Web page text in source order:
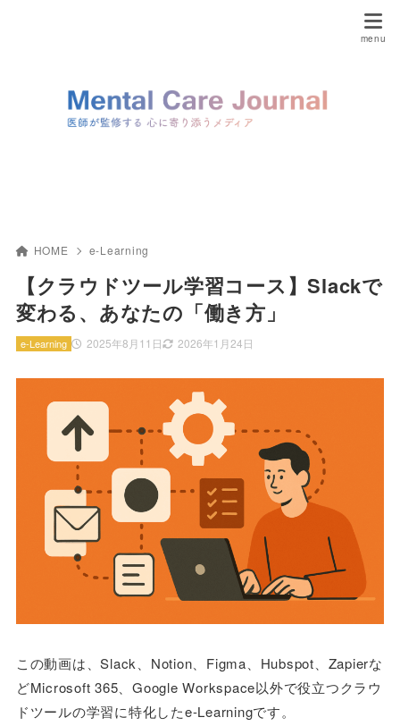
HOME e-Learning
【クラウドツール学習コース】Slackで
変わる、あなたの「働き方」
2025年8月11日 2026年1月24日
e-Learning
この動画は、Slack、Notion、Figma、Hubspot、Zapierな
どMicrosoft 365、Google Workspace以外で役立つクラウ
ドツールの学習に特化したe-Learningです。